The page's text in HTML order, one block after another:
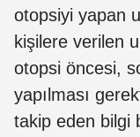
otopsiyi yapan
kişilere verilen
otopsi öncesi,
yapılması
takip eden bilgi